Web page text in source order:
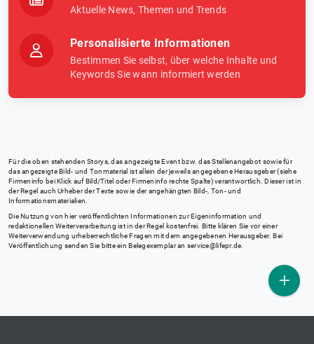
Aktuelle News, Themen und Trends
Personalisierte Informationen
Bestimmen Sie selbst, über welche Inhalte und
Keywords Sie wann informiert werden
Für die oben stehenden Storys, das angezeigte Event bzw. das Stellenangebot sowie für
das angezeigte Bild- und Tonmaterial ist allein der jeweils angegebene Herausgeber (siehe
Firmeninfo bei Klick auf Bild/Titel oder Firmeninfo rechte Spalte) verantwortlich. Dieser ist in
der Regel auch Urheber der Texte sowie der angehängten Bild-, Ton- und
Informationsmaterialien.
Die Nutzung von hier veröffentlichten Informationen zur Eigeninformation und
redaktionellen Weiterverarbeitung ist in der Regel kostenfrei. Bitte klären Sie vor einer
Weiterverwendung urheberrechtliche Fragen mit dem angegebenen Herausgeber. Bei
Veröffentlichung senden Sie bitte ein Belegexemplar an service@lifepr.de